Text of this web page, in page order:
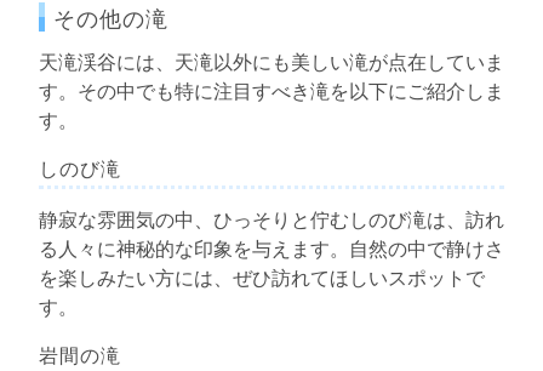
その他の滝
天滝渓谷には、天滝以外にも美しい滝が点在していま
す。その中でも特に注目すべき滝を以下にご紹介しま
す。
しのび滝
静寂な雰囲気の中、ひっそりと佇むしのび滝は、訪れ
る人々に神秘的な印象を与えます。自然の中で静けさ
を楽しみたい方には、ぜひ訪れてほしいスポットで
す。
岩間の滝